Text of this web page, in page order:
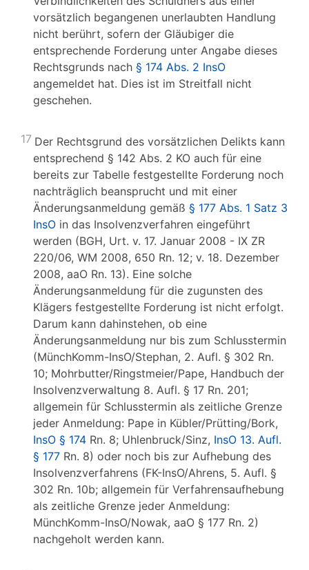
vorsätzlich begangenen unerlaubten Handlung
nicht berührt, sofern der Gläubiger die
entsprechende Forderung unter Angabe dieses
Rechtsgrunds nach § 174 Abs. 2 InsO
angemeldet hat. Dies ist im Streitfall nicht
geschehen.
17 Der Rechtsgrund des vorsätzlichen Delikts kann
entsprechend § 142 Abs. 2 KO auch für eine
bereits zur Tabelle festgestellte Forderung noch
nachträglich beansprucht und mit einer
Änderungsanmeldung gemäß § 177 Abs. 1 Satz 3
InsO in das Insolvenzverfahren eingeführt
werden (BGH, Urt. v. 17. Januar 2008 - IX ZR
220/06, WM 2008, 650 Rn. 12; v. 18. Dezember
2008, aaO Rn. 13). Eine solche
Änderungsanmeldung für die zugunsten des
Klägers festgestellte Forderung ist nicht erfolgt.
Darum kann dahinstehen, ob eine
Änderungsanmeldung nur bis zum Schlusstermin
(MünchKomm-InsO/Stephan, 2. Aufl. § 302 Rn.
10; Mohrbutter/Ringstmeier/Pape, Handbuch der
Insolvenzverwaltung 8. Aufl. § 17 Rn. 201;
allgemein für Schlusstermin als zeitliche Grenze
jeder Anmeldung: Pape in Kübler/Prütting/Bork,
InsO § 174 Rn. 8; Uhlenbruck/Sinz, InsO 13. Aufl.
§ 177 Rn. 8) oder noch bis zur Aufhebung des
Insolvenzverfahrens (FK-InsO/Ahrens, 5. Aufl. §
302 Rn. 10b; allgemein für Verfahrensaufhebung
als zeitliche Grenze jeder Anmeldung:
MünchKomm-InsO/Nowak, aaO § 177 Rn. 2)
nachgeholt werden kann.